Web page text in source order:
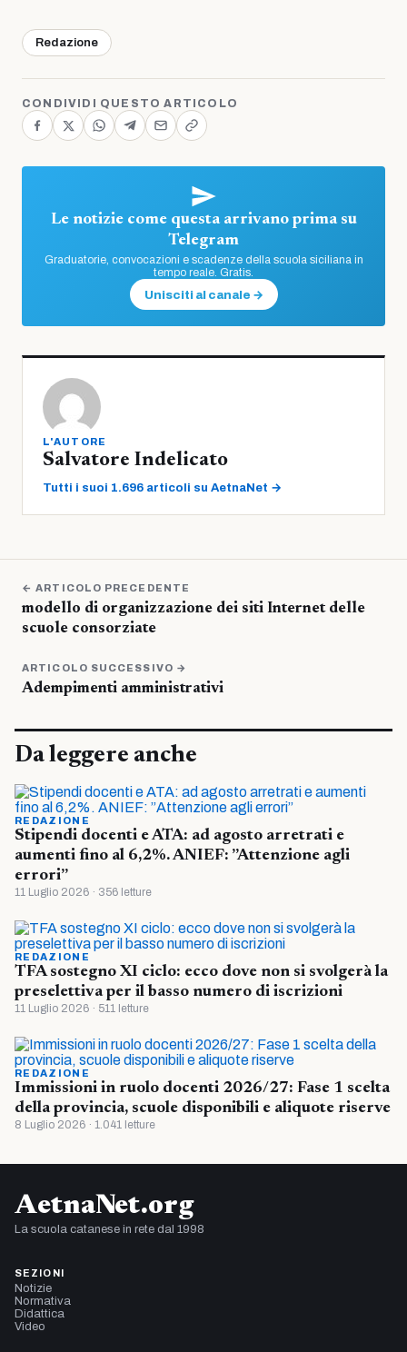
Redazione
CONDIVIDI QUESTO ARTICOLO
Le notizie come questa arrivano prima su
Telegram
Graduatorie, convocazioni e scadenze della scuola siciliana in
tempo reale. Gratis.
Unisciti al canale →
L'AUTORE
Salvatore Indelicato
Tutti i suoi 1.696 articoli su AetnaNet →
← ARTICOLO PRECEDENTE
modello di organizzazione dei siti Internet delle
scuole consorziate
ARTICOLO SUCCESSIVO →
Adempimenti amministrativi
Da leggere anche
REDAZIONE
Stipendi docenti e ATA: ad agosto arretrati e
aumenti fino al 6,2%. ANIEF: ”Attenzione agli
errori”
11 Luglio 2026 · 356 letture
REDAZIONE
TFA sostegno XI ciclo: ecco dove non si svolgerà la
preselettiva per il basso numero di iscrizioni
11 Luglio 2026 · 511 letture
REDAZIONE
Immissioni in ruolo docenti 2026/27: Fase 1 scelta
della provincia, scuole disponibili e aliquote riserve
8 Luglio 2026 · 1.041 letture
AetnaNet.org
La scuola catanese in rete dal 1998
SEZIONI
Notizie
Normativa
Didattica
Video